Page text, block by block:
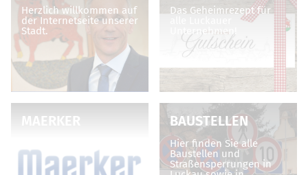
Herzlich willkommen auf
der Internetseite unserer
Stadt.
Das Geheimrezept für
Unternehmen!
MAERKER BAUSTELLEN
Hier finden Sie alle
Baustellen und
Straßensperrungen in